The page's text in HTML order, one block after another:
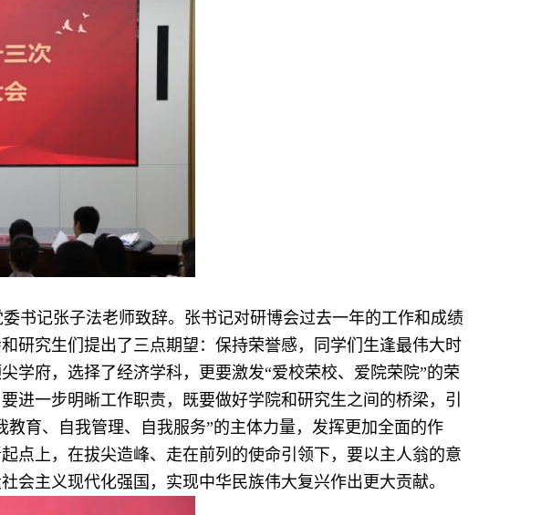
书记张子法老师致辞。 张书记对研博会过去一年的工作和成绩
研究生们提出了三点期望：保持荣誉感，同学们生逢最伟大时
学府，选择了经济学科，更要激发“爱校荣校、爱院荣院”的荣
进一步明晰工作职责，既要做好学院和研究生之间的桥梁，引
育、自我管理、自我服务”的主体力量，发挥更加全面的作
点上，在拔尖造峰、走在前列的使命引领下，要以主人翁的意
会主义现代化强国，实现中华民族伟大复兴作出更大贡献。